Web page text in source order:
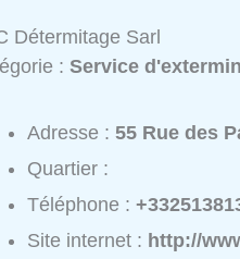
Détermitage Sarl
:Service
Adresse :55 Rue des
Quartier :
Téléphone :
Site internet : http://